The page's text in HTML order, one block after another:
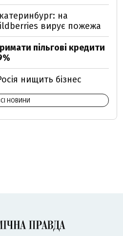
на
вирує пожежа
пільгові кредити
нищить бізнес
НОВИНИ